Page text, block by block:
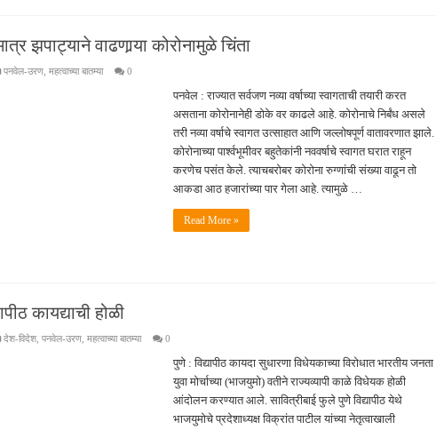
झपाट्याने वाढणार्‍या कोरोनामुळे चिंता
पनवेल-उरण महत्वाच्या बातम्या 0
पनवेल : राज्यात सर्वजण नव्या वर्षाच्या स्वागताची तयारी करत
असताना कोरोनानेही डोके वर काढले आहे. कोरोनाचे निर्बंध असले
तरी नव्या वर्षाचे स्वागत उत्साहात आणि जल्लोषपूर्ण वातावरणात झाले.
कोरोनाच्या पार्श्वभूमीवर बहुतेकांनी नववर्षाचे स्वागत घरात राहून
करणेच पसंत केले. त्याचबरोबर कोरोना रुग्णांची संख्या वाढून तो
आकडा आठ हजारांच्या पार गेला आहे. त्यामुळे …
Read More »
कायद्याची होळी
देश-विदेश पनवेल-उरण महत्वाच्या बातम्या 0
पुणे : विद्यापीठ कायदा सुधारणा विधेयकाच्या विरोधात भारतीय जनता
युवा मोर्चाच्या (भाजयुमो) वतीने राज्यव्यापी काळे विधेयक होळी
आंदोलन करण्यात आले. सावित्रीबाई फुले पुणे विद्यापीठ येथे
भाजयुमोचे प्रदेशाध्यक्ष विक्रांत पाटील यांच्या नेतृत्वाखाली